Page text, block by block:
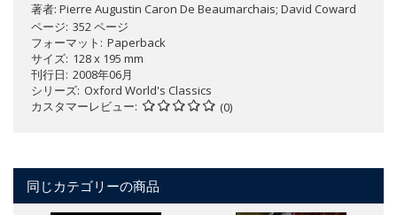
著者: Pierre Augustin Caron De Beaumarchais; David Coward
ページ 352 ページ
フォーマット
Paperback
サイズ 128 x 195 mm
刊行日 2008年06月
シリーズ Oxford World's Classics
カスタマーレビュー
(0)
同じカテゴリーの商品